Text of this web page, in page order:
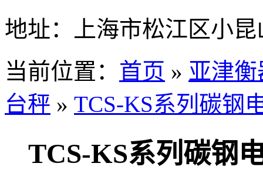
地址：
上海市松江区小
当前位置： 首页 » 亚津
台秤 » TCS-KS系列碳钢
TCS-KS系列碳钢